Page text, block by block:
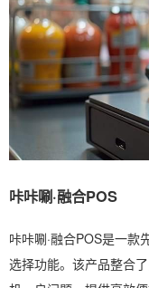
咔咔唰·融合POS
咔咔唰·融合POS是一
选择功能。该产品整合